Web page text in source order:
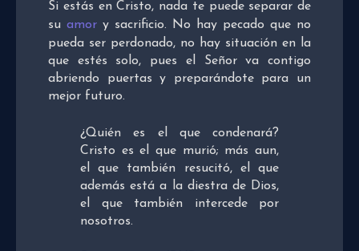
Si estás en Cristo, nada te puede separar de
su amor y sacrificio. No hay pecado que no
pueda ser perdonado, no hay situación en la
que estés solo, pues el Señor va contigo
abriendo puertas y preparándote para un
mejor futuro.
¿Quién es el que condenará?
Cristo es el que murió; más aun,
el que también resucitó, el que
además está a la diestra de Dios,
el que también intercede por
nosotros.